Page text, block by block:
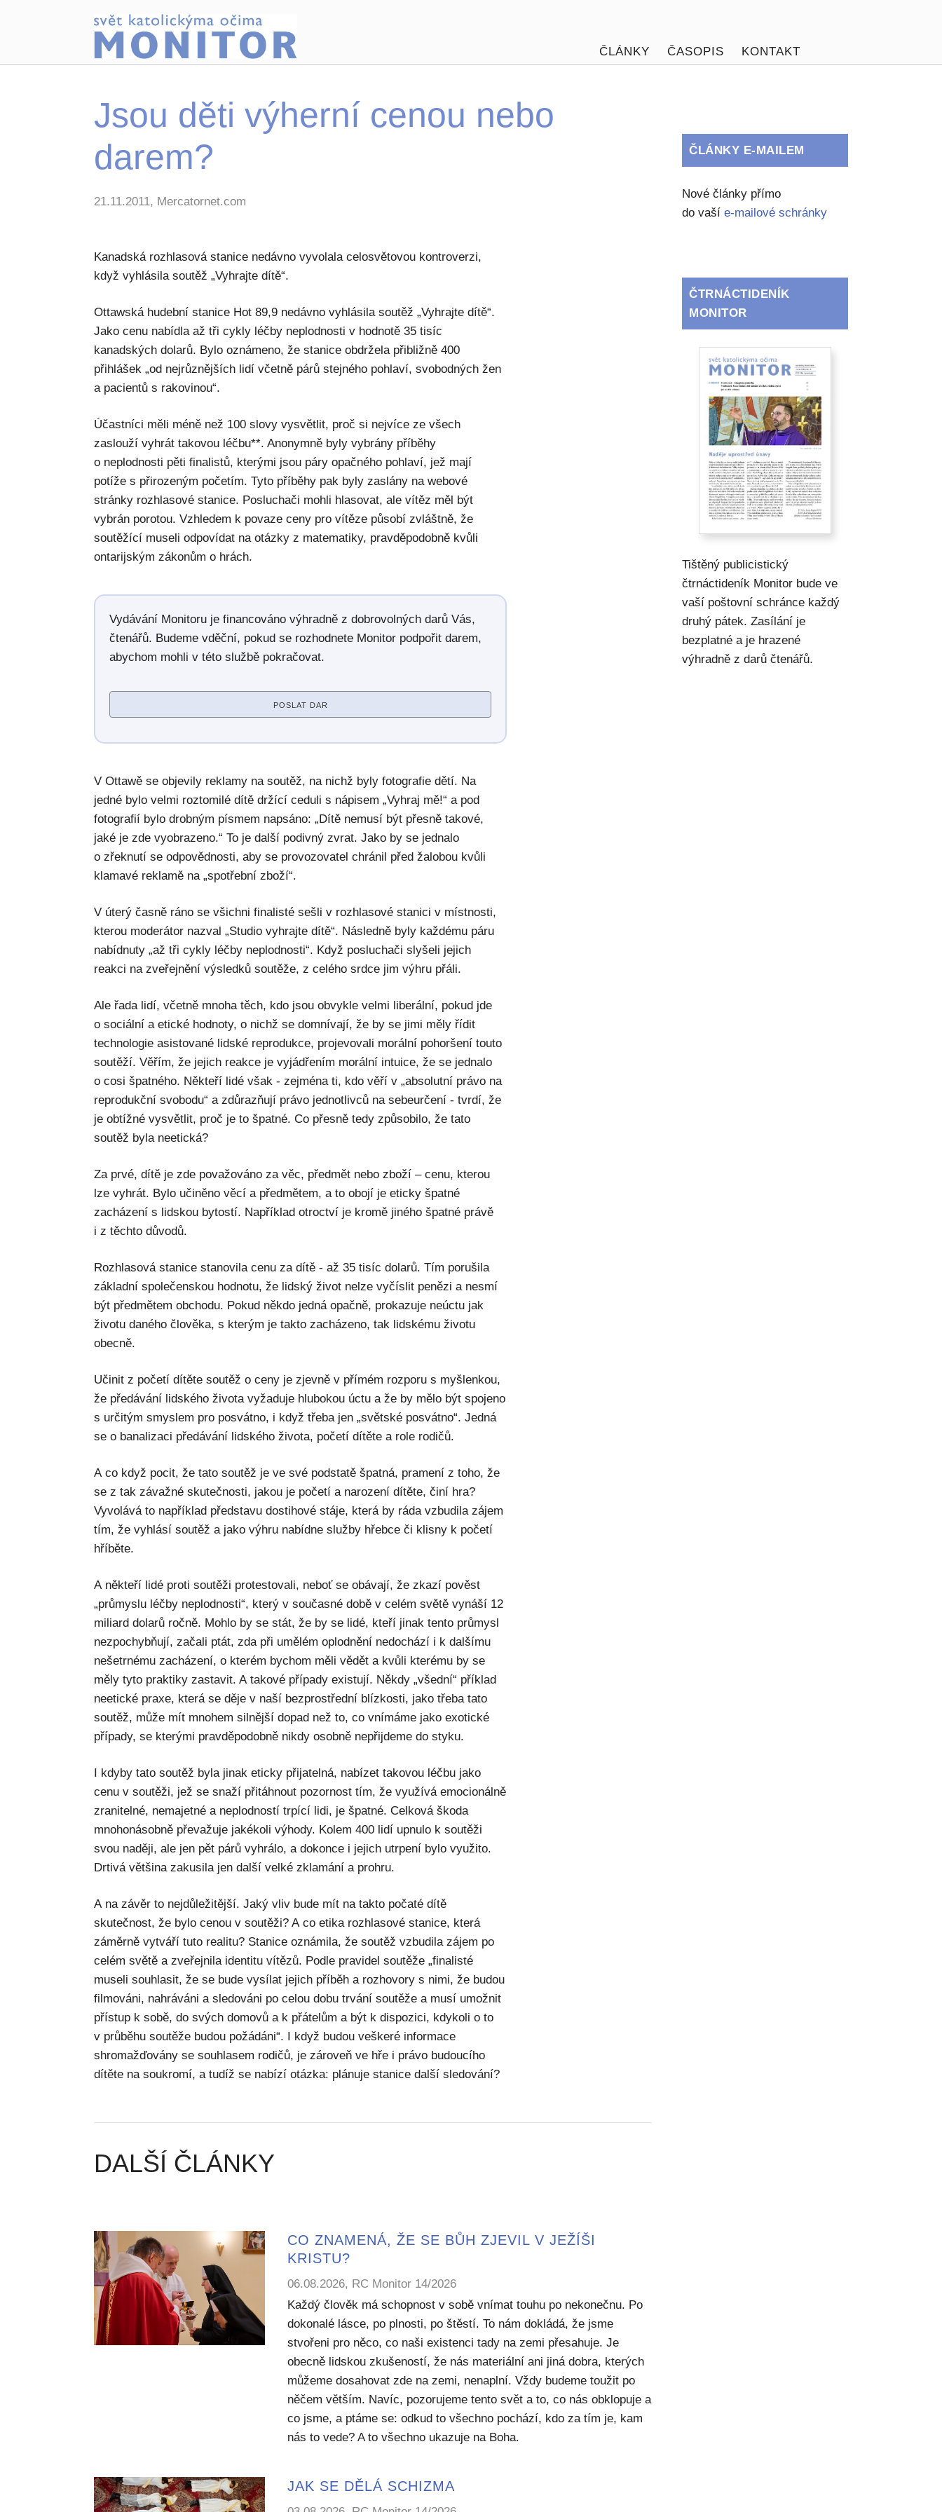
ČLÁNKY ČASOPIS KONTAKT
Jsou děti výherní cenou nebo
darem?
21.11.2011, Mercatornet.com
Kanadská rozhlasová stanice nedávno vyvolala celosvětovou kontroverzi,
když vyhlásila soutěž „Vyhrajte dítě“.
Ottawská hudební stanice Hot 89,9 nedávno vyhlásila soutěž „Vyhrajte dítě“.
Jako cenu nabídla až tři cykly léčby neplodnosti v hodnotě 35 tisíc
kanadských dolarů. Bylo oznámeno, že stanice obdržela přibližně 400
přihlášek „od nejrůznějších lidí včetně párů stejného pohlaví, svobodných žen
a pacientů s rakovinou“.
Účastníci měli méně než 100 slovy vysvětlit, proč si nejvíce ze všech
zaslouží vyhrát takovou léčbu**. Anonymně byly vybrány příběhy
o neplodnosti pěti finalistů, kterými jsou páry opačného pohlaví, jež mají
potíže s přirozeným početím. Tyto příběhy pak byly zaslány na webové
stránky rozhlasové stanice. Posluchači mohli hlasovat, ale vítěz měl být
vybrán porotou. Vzhledem k povaze ceny pro vítěze působí zvláštně, že
soutěžící museli odpovídat na otázky z matematiky, pravděpodobně kvůli
ontarijským zákonům o hrách.
Vydávání Monitoru je financováno výhradně z dobrovolných darů Vás,
čtenářů. Budeme vděční, pokud se rozhodnete Monitor podpořit darem,
abychom mohli v této službě pokračovat.
POSLAT DAR
V Ottawě se objevily reklamy na soutěž, na nichž byly fotografie dětí. Na
jedné bylo velmi roztomilé dítě držící ceduli s nápisem „Vyhraj mě!“ a pod
fotografií bylo drobným písmem napsáno: „Dítě nemusí být přesně takové,
jaké je zde vyobrazeno.“ To je další podivný zvrat. Jako by se jednalo
o zřeknutí se odpovědnosti, aby se provozovatel chránil před žalobou kvůli
klamavé reklamě na „spotřební zboží“.
V úterý časně ráno se všichni finalisté sešli v rozhlasové stanici v místnosti,
kterou moderátor nazval „Studio vyhrajte dítě“. Následně byly každému páru
nabídnuty „až tři cykly léčby neplodnosti“. Když posluchači slyšeli jejich
reakci na zveřejnění výsledků soutěže, z celého srdce jim výhru přáli.
Ale řada lidí, včetně mnoha těch, kdo jsou obvykle velmi liberální, pokud jde
o sociální a etické hodnoty, o nichž se domnívají, že by se jimi měly řídit
technologie asistované lidské reprodukce, projevovali morální pohoršení touto
soutěží. Věřím, že jejich reakce je vyjádřením morální intuice, že se jednalo
o cosi špatného. Někteří lidé však - zejména ti, kdo věří v „absolutní právo na
reprodukční svobodu“ a zdůrazňují právo jednotlivců na sebeurčení - tvrdí, že
je obtížné vysvětlit, proč je to špatné. Co přesně tedy způsobilo, že tato
soutěž byla neetická?
Za prvé, dítě je zde považováno za věc, předmět nebo zboží – cenu, kterou
lze vyhrát. Bylo učiněno věcí a předmětem, a to obojí je eticky špatné
zacházení s lidskou bytostí. Například otroctví je kromě jiného špatné právě
i z těchto důvodů.
Rozhlasová stanice stanovila cenu za dítě - až 35 tisíc dolarů. Tím porušila
základní společenskou hodnotu, že lidský život nelze vyčíslit penězi a nesmí
být předmětem obchodu. Pokud někdo jedná opačně, prokazuje neúctu jak
životu daného člověka, s kterým je takto zacházeno, tak lidskému životu
obecně.
Učinit z početí dítěte soutěž o ceny je zjevně v přímém rozporu s myšlenkou,
že předávání lidského života vyžaduje hlubokou úctu a že by mělo být spojeno
s určitým smyslem pro posvátno, i když třeba jen „světské posvátno“. Jedná
se o banalizaci předávání lidského života, početí dítěte a role rodičů.
A co když pocit, že tato soutěž je ve své podstatě špatná, pramení z toho, že
se z tak závažné skutečnosti, jakou je početí a narození dítěte, činí hra?
Vyvolává to například představu dostihové stáje, která by ráda vzbudila zájem
tím, že vyhlásí soutěž a jako výhru nabídne služby hřebce či klisny k početí
hříběte.
A někteří lidé proti soutěži protestovali, neboť se obávají, že zkazí pověst
„průmyslu léčby neplodnosti“, který v současné době v celém světě vynáší 12
miliard dolarů ročně. Mohlo by se stát, že by se lidé, kteří jinak tento průmysl
nezpochybňují, začali ptát, zda při umělém oplodnění nedochází i k dalšímu
nešetrnému zacházení, o kterém bychom měli vědět a kvůli kterému by se
měly tyto praktiky zastavit. A takové případy existují. Někdy „všední“ příklad
neetické praxe, která se děje v naší bezprostřední blízkosti, jako třeba tato
soutěž, může mít mnohem silnější dopad než to, co vnímáme jako exotické
případy, se kterými pravděpodobně nikdy osobně nepřijdeme do styku.
I kdyby tato soutěž byla jinak eticky přijatelná, nabízet takovou léčbu jako
cenu v soutěži, jež se snaží přitáhnout pozornost tím, že využívá emocionálně
zranitelné, nemajetné a neplodností trpící lidi, je špatné. Celková škoda
mnohonásobně převažuje jakékoli výhody. Kolem 400 lidí upnulo k soutěži
svou naději, ale jen pět párů vyhrálo, a dokonce i jejich utrpení bylo využito.
Drtivá většina zakusila jen další velké zklamání a prohru.
A na závěr to nejdůležitější. Jaký vliv bude mít na takto počaté dítě
skutečnost, že bylo cenou v soutěži? A co etika rozhlasové stanice, která
záměrně vytváří tuto realitu? Stanice oznámila, že soutěž vzbudila zájem po
celém světě a zveřejnila identitu vítězů. Podle pravidel soutěže „finalisté
museli souhlasit, že se bude vysílat jejich příběh a rozhovory s nimi, že budou
filmováni, nahráváni a sledováni po celou dobu trvání soutěže a musí umožnit
přístup k sobě, do svých domovů a k přátelům a být k dispozici, kdykoli o to
v průběhu soutěže budou požádáni“. I když budou veškeré informace
shromažďovány se souhlasem rodičů, je zároveň ve hře i právo budoucího
dítěte na soukromí, a tudíž se nabízí otázka: plánuje stanice další sledování?
DALŠÍ ČLÁNKY
CO ZNAMENÁ, ŽE SE BŮH ZJEVIL V JEŽÍŠI
KRISTU?
06.08.2026, RC Monitor 14/2026
Každý člověk má schopnost v sobě vnímat touhu po nekonečnu. Po
dokonalé lásce, po plnosti, po štěstí. To nám dokládá, že jsme
stvořeni pro něco, co naši existenci tady na zemi přesahuje. Je
obecně lidskou zkušeností, že nás materiální ani jiná dobra, kterých
můžeme dosahovat zde na zemi, nenaplní. Vždy budeme toužit po
něčem větším. Navíc, pozorujeme tento svět a to, co nás obklopuje a
co jsme, a ptáme se: odkud to všechno pochází, kdo za tím je, kam
nás to vede? A to všechno ukazuje na Boha.
JAK SE DĚLÁ SCHIZMA
ČLÁNKY E-MAILEM
Nové články přímo
do vašíe-mailové schránky
ČTRNÁCTIDENÍK
MONITOR
Tištěný publicistický
čtrnáctideník Monitor bude ve
vaší poštovní schránce každý
druhý pátek. Zasílání je
bezplatné a je hrazené
výhradně z darů čtenářů.